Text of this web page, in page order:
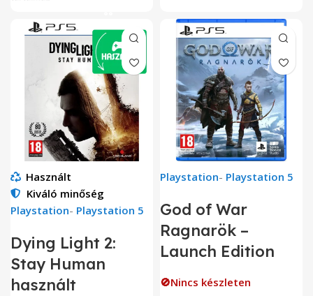
Használt
Kiváló minőség
Playstation- Playstation 5
Dying Light 2:
Stay Human
használt
Playstation- Playstation 5
God of War
Ragnarök –
Launch Edition
🚫Nincs készleten